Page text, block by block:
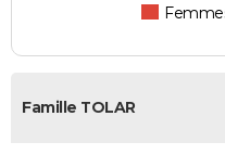
Famille TOLAR